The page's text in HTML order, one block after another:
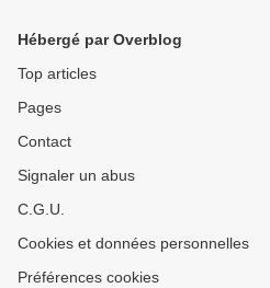
Hébergé par Overblog
Top articles
Pages
Contact
Signaler un abus
C.G.U.
Cookies et données personnelles
Préférences cookies